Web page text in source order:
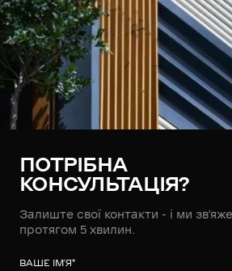
ПОТРІБНА
КОНСУЛЬТАЦІЯ?
Залиште свої контакти - і ми
протягом 5 хвилин.
ВАШЕ ІМ’Я*